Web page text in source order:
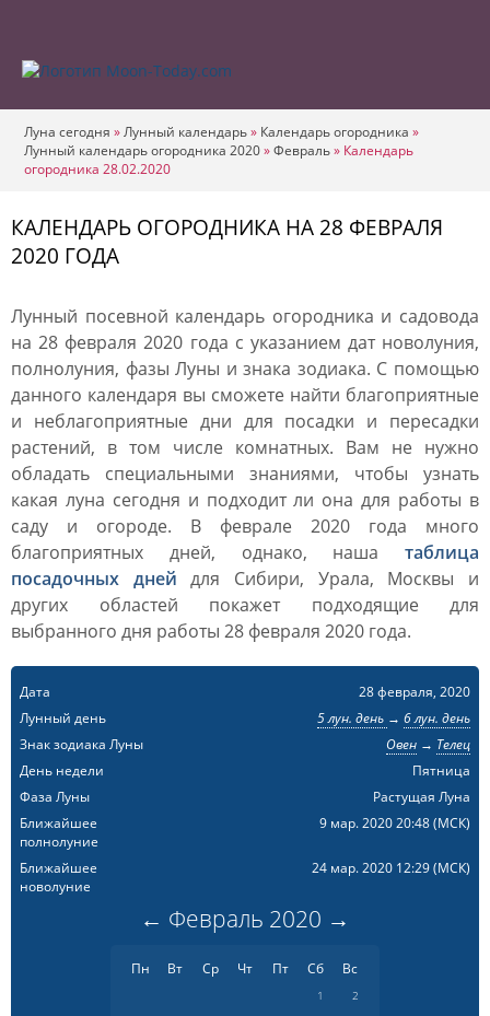
Луна сегодня »Лунный календарь» Календарь огородника »
Лунный календарь огородника 2020»Февраль» Календарь
огородника 28.02.2020
КАЛЕНДАРЬ ОГОРОДНИКА НА 28 ФЕВРАЛЯ
2020 ГОДА
Лунный посевной календарь огородника и садовода
на 28 февраля 2020 года с указанием дат новолуния,
полнолуния, фазы Луны и знака зодиака. С помощью
данного календаря вы сможете найти благоприятные
и неблагоприятные дни для посадки и пересадки
растений, в том числе комнатных. Вам не нужно
обладать специальными знаниями, чтобы узнать
какая луна сегодня и подходит ли она для работы в
саду и огороде. В феврале 2020 года много
благоприятных дней, однако, наша таблица
посадочных дней для Сибири, Урала, Москвы и
других областей покажет подходящие для
выбранного дня работы 28 февраля 2020 года.
Дата
28 февраля, 2020
Лунный день
5 лун. день → 6 лун. день
Знак зодиака Луны
Овен→ Телец
День недели
Пятница
Фаза Луны
Растущая Луна
Ближайшее
полнолуние
9 мар. 2020 20:48(МСК)
Ближайшее
новолуние
24 мар. 2020 12:29(МСК)
← Февраль 2020 →
Пн Вт Ср Чт Пт Сб Вс
1
2